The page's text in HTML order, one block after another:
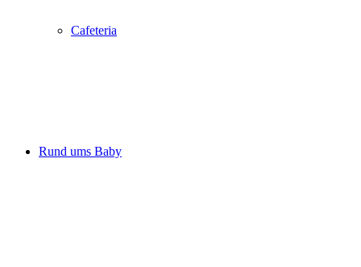
Cafeteria
Rund ums Baby